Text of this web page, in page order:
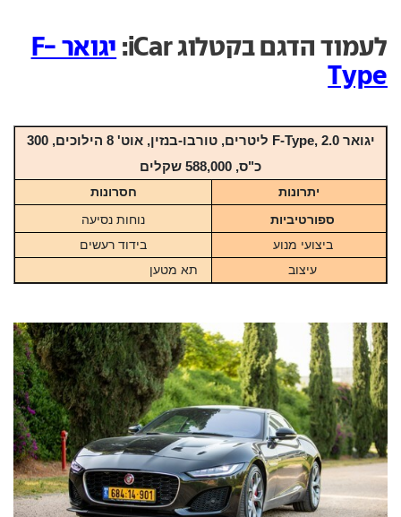
לעמוד הדגם בקטלוג iCar:
יגואר F-
Type
יגואר F-Type, 2.0 ליטרים, טורבו-בנזין, אוט' 8 הילוכים, 300
כ"ס, 588,000 שקלים
יתרונות
חסרונות
ספורטיביות
נוחות נסיעה
ביצועי מנוע
בידוד רעשים
עיצוב
תא מטען